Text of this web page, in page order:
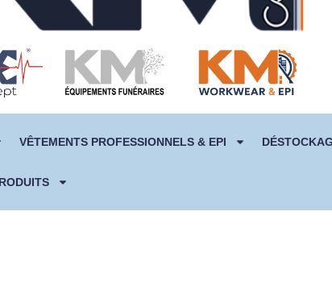
VÊTEMENTS PROFESSIONNELS & EPI